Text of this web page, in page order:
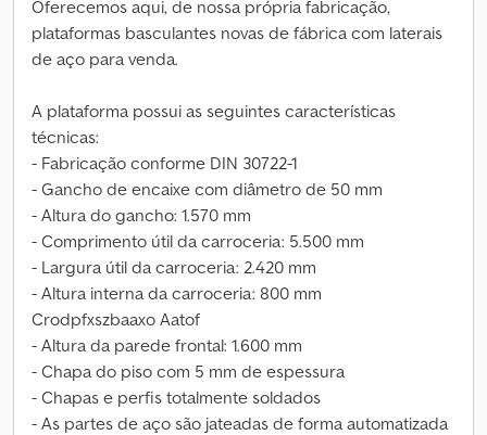
Oferecemos aqui, de nossa própria fabricação,
plataformas basculantes novas de fábrica com laterais
de aço para venda.
A plataforma possui as seguintes características
técnicas:
- Fabricação conforme DIN 30722-1
- Gancho de encaixe com diâmetro de 50 mm
- Altura do gancho: 1.570 mm
- Comprimento útil da carroceria: 5.500 mm
- Largura útil da carroceria: 2.420 mm
- Altura interna da carroceria: 800 mm
Crodpfxszbaaxo Aatof
- Altura da parede frontal: 1.600 mm
- Chapa do piso com 5 mm de espessura
- Chapas e perfis totalmente soldados
- As partes de aço são jateadas de forma automatizada